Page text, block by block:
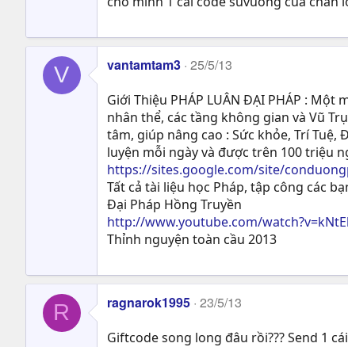
V vantamtam3 25/5/13
Giới Thiệu PHÁP LUÂN ĐẠI PHÁP :
nhân thể, các tầng không gian và Vũ
tâm, giúp nâng cao : Sức khỏe, Trí
luyện mỗi ngày và được trên 100 triệu
https://sites.google.com/site/
Tất cả tài liệu học Pháp, tập công các
Đại Pháp Hồng Truyền
http://www.youtube.com/
Thỉnh nguyện toàn cầu 2013
R ragnarok1995 23/5/13
Giftcode song long đâu rồi??? Send 1